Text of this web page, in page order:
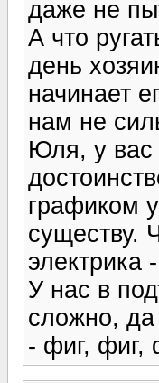
даже не
А что
день
начинает
нам не
Юля, у вас
графиком
существу.
электрика
У нас в
сложно,
- фиг, фиг,